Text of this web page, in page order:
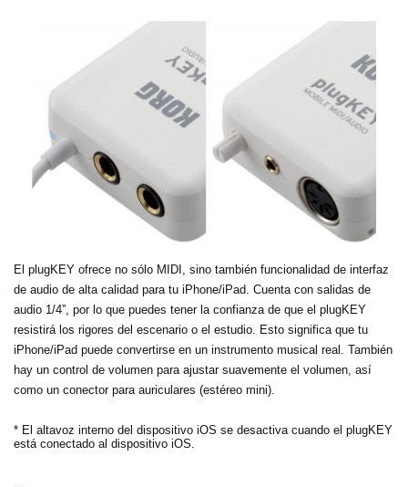
El plugKEY ofrece no sólo MIDI, sino también funcionalidad de interfaz
de audio de alta calidad para tu iPhone/iPad. Cuenta con salidas de
audio 1/4”, por lo que puedes tener la confianza de que el plugKEY
resistirá los rigores del escenario o el estudio. Esto significa que tu
iPhone/iPad puede convertirse en un instrumento musical real. También
hay un control de volumen para ajustar suavemente el volumen, así
como un conector para auriculares (estéreo mini).
* El altavoz interno del dispositivo iOS se desactiva cuando el plugKEY
está conectado al dispositivo iOS.